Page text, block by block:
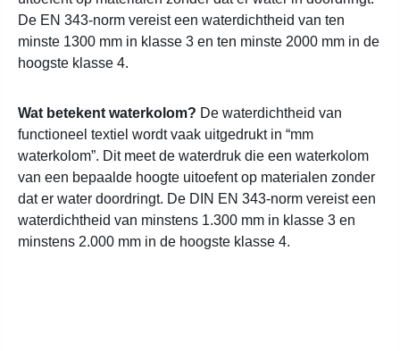
De EN 343-norm vereist een waterdichtheid van ten
minste 1300 mm in klasse 3 en ten minste 2000 mm in de
hoogste klasse 4.
Wat betekent waterkolom? De waterdichtheid van
functioneel textiel wordt vaak uitgedrukt in “mm
waterkolom”. Dit meet de waterdruk die een waterkolom
van een bepaalde hoogte uitoefent op materialen zonder
dat er water doordringt. De DIN EN 343-norm vereist een
waterdichtheid van minstens 1.300 mm in klasse 3 en
minstens 2.000 mm in de hoogste klasse 4.